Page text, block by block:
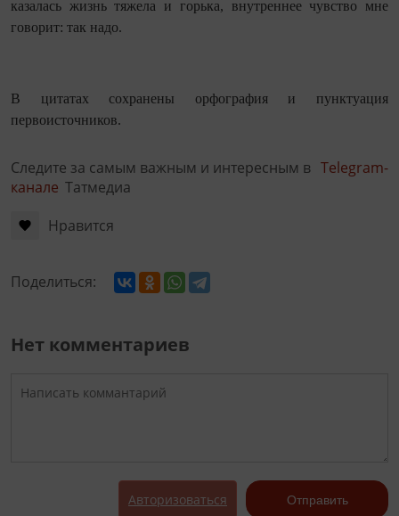
казалась жизнь тяжела и горька, внутреннее чувство мне
говорит: так надо.
В цитатах сохранены орфография и пунктуация
первоисточников.
Следите за самым важным и интересным в Telegram-
канале Татмедиа
Нравится
Поделиться:
Нет комментариев
Авторизоваться Отправить